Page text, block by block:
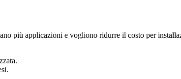
più applicazioni e vogliono ridurre il costo per